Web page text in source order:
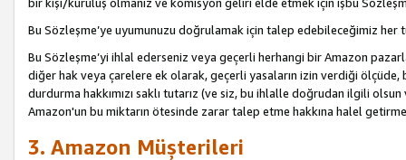
Bu Sözleşme’ye uyumunuzu doğrulamak için talep edebileceğimiz
Bu Sözleşme’yi ihlal ederseniz veya geçerli herhangi bir Amazon
diğer hak veya çarelere ek olarak, geçerli yasaların izin verdiği
durdurma hakkımızı saklı tutarız (ve siz, bu ihlalle doğrudan ilgili
Amazon'un bu miktarın ötesinde zarar talep etme hakkına halel
3. Amazon Müşterileri